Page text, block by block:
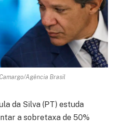
Agência Brasil
da Silva (PT) estuda
a sobretaxa de 50%